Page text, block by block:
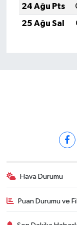
24 Ağu Pts
25 Ağu Sal
Hava Durumu
Puan Durumu ve